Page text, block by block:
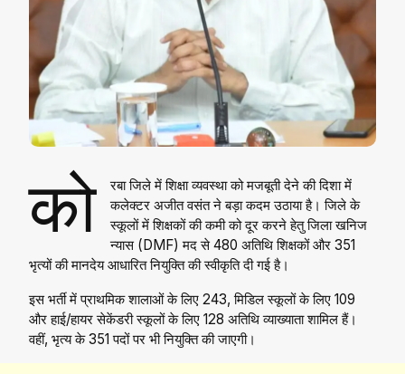
को
रबा जिले में शिक्षा व्यवस्था को मजबूती देने की दिशा में
कलेक्टर अजीत वसंत ने बड़ा कदम उठाया है। जिले के
स्कूलों में शिक्षकों की कमी को दूर करने हेतु जिला खनिज
न्यास (DMF) मद से 480 अतिथि शिक्षकों और 351
भृत्यों की मानदेय आधारित नियुक्ति की स्वीकृति दी गई है।
इस भर्ती में प्राथमिक शालाओं के लिए 243, मिडिल स्कूलों के लिए 109
और हाई/हायर सेकेंडरी स्कूलों के लिए 128 अतिथि व्याख्याता शामिल हैं।
वहीं, भृत्य के 351 पदों पर भी नियुक्ति की जाएगी।